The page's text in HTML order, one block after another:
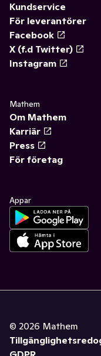
Kundservice
För leverantörer
Facebook
X (f.d Twitter)
Instagram
Mathem
Om Mathem
Karriär
Press
För företag
Appar
© 2026 Mathem